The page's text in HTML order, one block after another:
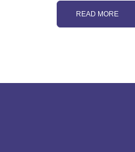
READ MORE